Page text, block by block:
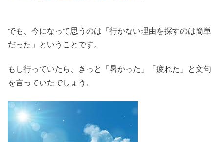
でも、今になって思うのは「行かない理由を探すのは簡単
だった」ということです。
もし行っていたら、きっと「暑かった」「疲れた」と文句
を言っていたでしょう。